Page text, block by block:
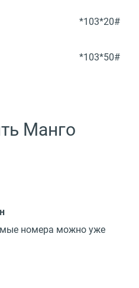
*103*20#
*103*50#
Манго
номера можно уже